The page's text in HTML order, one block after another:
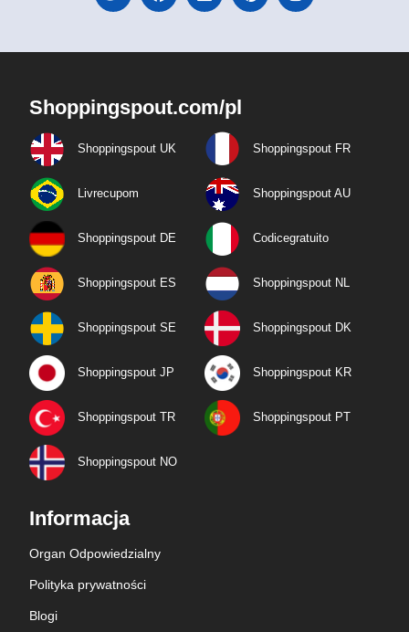
Shoppingspout.com/pl
Shoppingspout UK Shoppingspout FR
Livrecupom Shoppingspout AU
Shoppingspout DE Codicegratuito
Shoppingspout ES Shoppingspout NL
Shoppingspout SE Shoppingspout DK
Shoppingspout JP Shoppingspout KR
Shoppingspout TR Shoppingspout PT
Shoppingspout NO
Informacja
Organ Odpowiedzialny
Polityka prywatności
Blogi